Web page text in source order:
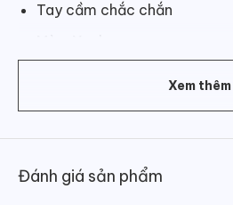
Tay cầm chắc chắn
Xem thêm
Đánh giá sản phẩm